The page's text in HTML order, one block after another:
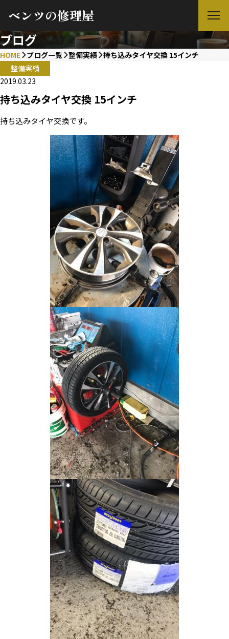
ベンツの修理屋
ブログ
HOME ブログ一覧 整備実績 持ち込みタイヤ交換 15インチ
整備実績
2019.03.23
持ち込みタイヤ交換 15インチ
持ち込みタイヤ交換です。